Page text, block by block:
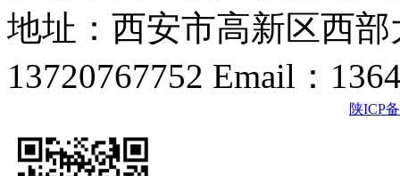
地址：西安市高新区西
13720767752 Email：
陕ICP